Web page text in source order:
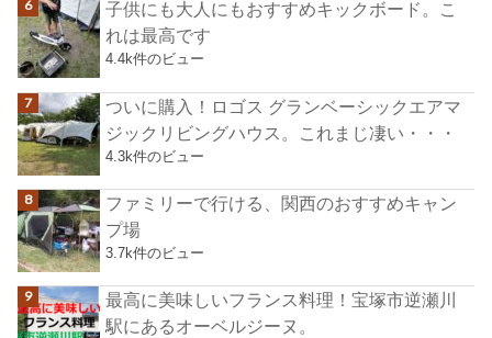
子供にも大人にもおすすめキックボード。こ
れは最高です
4.4k件のビュー
ついに購入！ロゴス グランベーシックエアマ
ジックリビングハウス。これまじ凄い・・・
4.3k件のビュー
ファミリーで行ける、関西のおすすめキャン
プ場
3.7k件のビュー
最高に美味しいフランス料理！宝塚市逆瀬川
駅にあるオーベルジーヌ。